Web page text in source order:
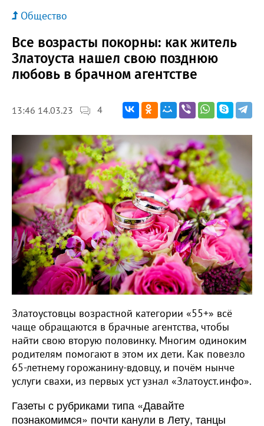
Общество
Все возрасты покорны: как житель
Златоуста нашел свою позднюю
любовь в брачном агентстве
13:46 14.03.23 4
Златоустовцы возрастной категории «55+» всё
чаще обращаются в брачные агентства, чтобы
найти свою вторую половинку. Многим одиноким
родителям помогают в этом их дети. Как повезло
65-летнему горожанину-вдовцу, и почём нынче
услуги свахи, из первых уст узнал «Златоуст.инфо».
Газеты с рубриками типа «Давайте
познакомимся» почти канули в Лету, танцы